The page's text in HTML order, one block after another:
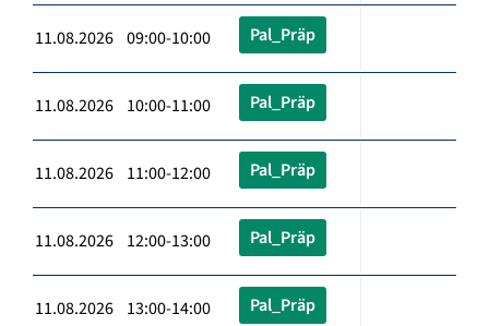
11.08.2026 09:00-10:00 Pal_Präp
11.08.2026 10:00-11:00 Pal_Präp
11.08.2026 11:00-12:00 Pal_Präp
11.08.2026 12:00-13:00 Pal_Präp
11.08.2026 13:00-14:00 Pal_Präp